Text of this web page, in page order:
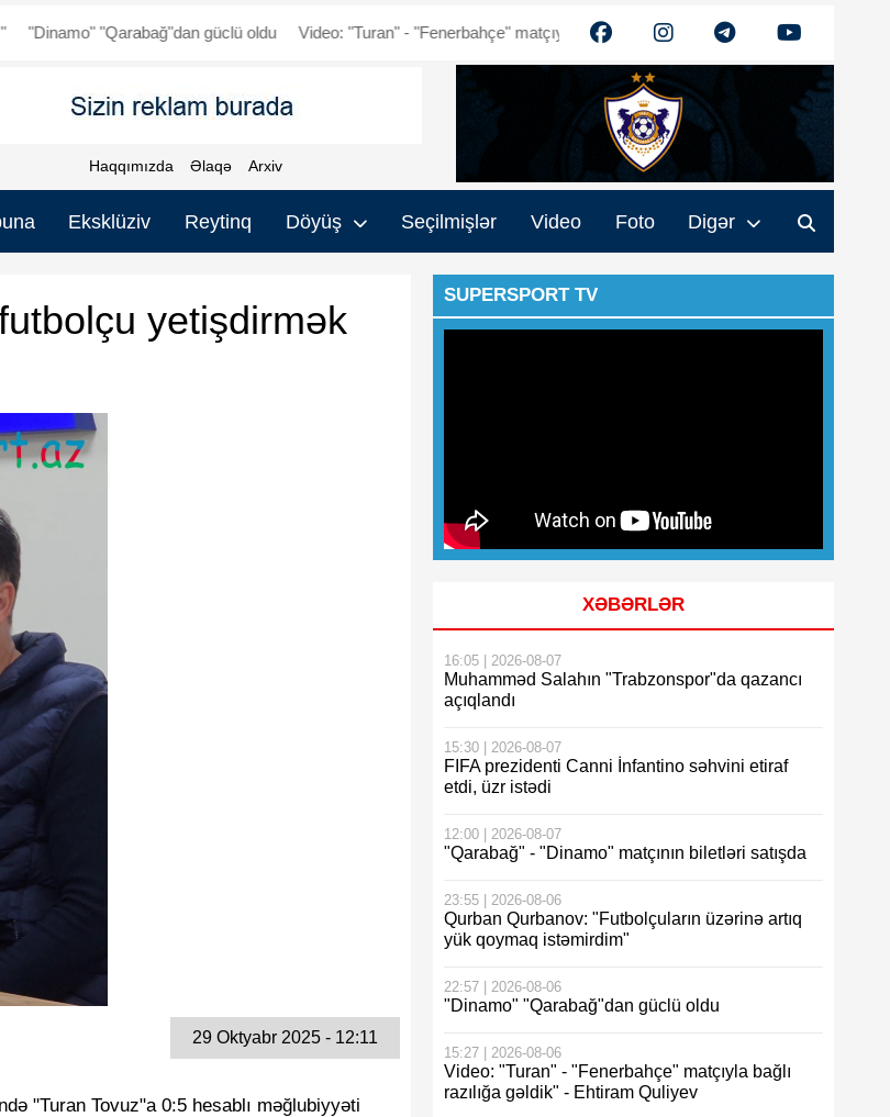
"Qarabağ"dan güclü oldu Video: "Turan" - "Fenerbahçe" matçıyla bağlı razılığa gəldik" - Ehtiram Quliyev
Haqqımızda Əlaqə Arxiv
Eksklüziv Reytinq Döyüş Seçilmişlər Video Foto Digər
yetişdirmək
29 Oktyabr 2025 - 12:11
"Turan Tovuz"a 0:5 hesablı məğlubiyyəti
SUPERSPORT TV
XƏBƏRLƏR
16:05 | 2026-08-07
Muhamməd Salahın "Trabzonspor"da qazancı
açıqlandı
15:30 | 2026-08-07
FIFA prezidenti Canni İnfantino səhvini etiraf
etdi, üzr istədi
12:00 | 2026-08-07
"Qarabağ" - "Dinamo" matçının biletləri satışda
23:55 | 2026-08-06
Qurban Qurbanov: "Futbolçuların üzərinə artıq
yük qoymaq istəmirdim"
22:57 | 2026-08-06
"Dinamo" "Qarabağ"dan güclü oldu
15:27 | 2026-08-06
Video: "Turan" - "Fenerbahçe" matçıyla bağlı
razılığa gəldik" - Ehtiram Quliyev